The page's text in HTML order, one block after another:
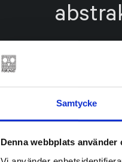
Samtycke
Denna webbplats använder
Jag skulle
omvärdera
rapporter